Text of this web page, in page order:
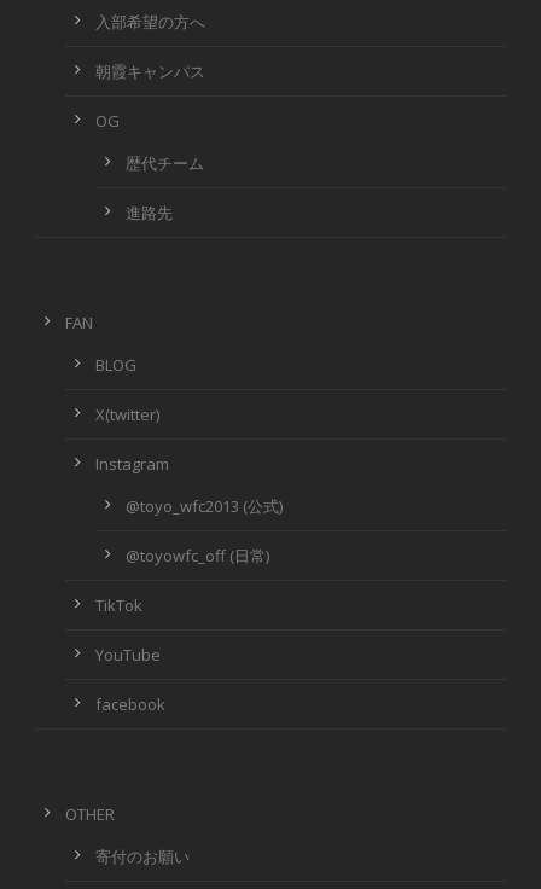
入部希望の方へ
朝霞キャンパス
OG
歴代チーム
進路先
FAN
BLOG
X(twitter)
Instagram
@toyo_wfc2013 (公式)
@toyowfc_off (日常)
TikTok
YouTube
facebook
OTHER
寄付のお願い